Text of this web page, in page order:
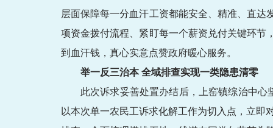
层面保障每一分血汗工资都能安全、精准、直
项资金拨付流程、紧盯每一个薪资兑付关键环
到血汗钱，真心实意点赞政府暖心服务。
举一反三治本 全域排查实现一类隐患清零
此次诉求妥善处置办结后，上窑镇综治中心
以本次单一农民工诉求化解工作为切入点，立